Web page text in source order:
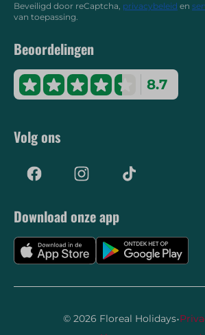
Beveiligd door reCaptcha, privacybeleid en
van toepassing.
Beoordelingen
8.7
Volg ons
Download onze app
© 2026 Floreal Holidays·